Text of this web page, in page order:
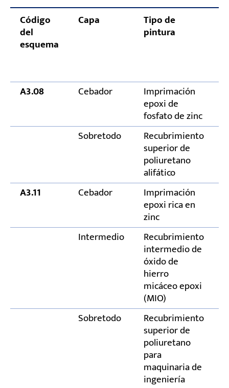
Código
del
esquema
Capa Tipo de
pintura
A3.08
Cebador Imprimación
epoxi de
fosfato de zinc
Sobretodo Recubrimiento
superior de
poliuretano
alifático
A3.11 Cebador Imprimación
epoxi rica en
zinc
Intermedio Recubrimiento
intermedio de
óxido de
hierro
micáceo epoxi
(MIO)
Sobretodo Recubrimiento
superior de
poliuretano
para
maquinaria de
ingeniería